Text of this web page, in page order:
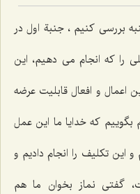
بررسی کنیم ، جنبة اول در
را که انجام می دهیم، این
اعمال و افعال قابلیت عرضه
بگوییم که خدایا ما این عمل
و این تکلیف را انجام دادیم و
گفتی نماز بخوان ما هم